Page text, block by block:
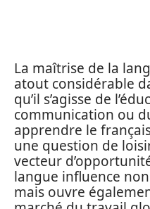
La maîtrise de la
atout considérable
qu’il s’agisse de
communication ou
apprendre le
une question de
vecteur
langue influence
mais ouvre